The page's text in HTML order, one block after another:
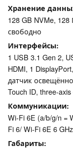
Хранение
128 GB NVMe, 128
свободно
Интерфейсы
1 USB 3.1 Gen 2,
HDMI, 1
датчик
Touch ID,
Коммуникации
Wi-Fi 6E (a/b/g/n =
Fi 6/ Wi-Fi 6E 6
Габариты